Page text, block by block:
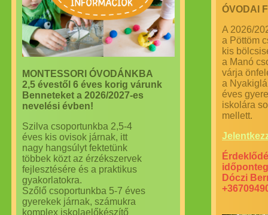
MONTESSORI ÓVODÁNKBA
2,5 évestől 6 éves korig várunk
Benneteket a 2026/2027-es
nevelési évben!
Szilva csoportunkba 2,5-4
éves kis ovisok járnak, itt
nagy hangsúlyt fektetünk
többek közt az érzékszervek
fejlesztésére és a praktikus
gyakorlatokra.
Szőlő csoportunkba 5-7 éves
gyerekek járnak, számukra
komplex iskolaelőkészítő
ÓVODAI
A 2026/
a Pöttöm
kis
a Manó
várja
a
éves
iskolára
mellett.
Dóczi